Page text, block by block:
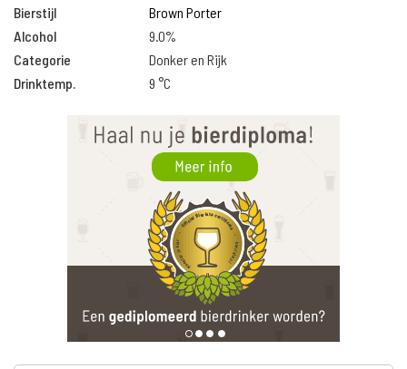
Bierstijl
Brown Porter
Alcohol
9.0%
Categorie
Donker en Rijk
Drinktemp.
9 °C